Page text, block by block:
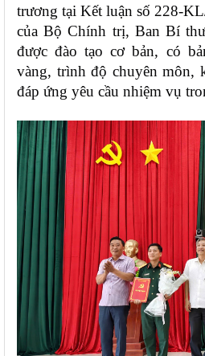
trương tại Kết luận số 228-
của Bộ Chính trị, Ban Bí
được đào tạo cơ bản, có
vàng, trình độ chuyên môn,
đáp ứng yêu cầu nhiệm vụ